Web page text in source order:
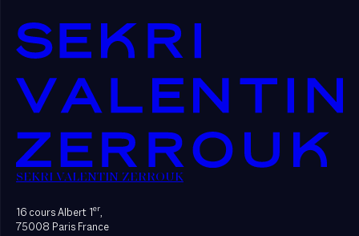
SEKRI VALENTIN ZERROUK
16 cours Albert 1er,
75008 Paris France